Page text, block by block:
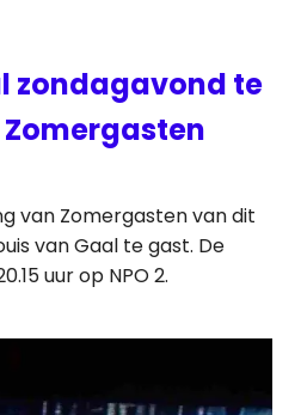
zondagavond te
Zomergasten
van Zomergasten van dit
van Gaal te gast. De
uur op NPO 2.